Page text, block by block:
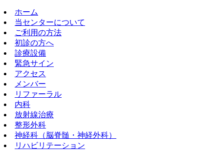
ホーム
当センターについて
ご利用の方法
初診の方へ
診療設備
緊急サイン
アクセス
メンバー
リファーラル
内科
放射線治療
整形外科
神経科（脳脊髄・神経外科）
リハビリテーション